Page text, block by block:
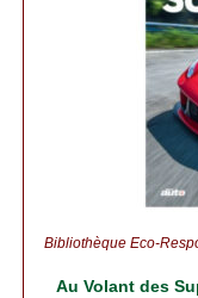
Bibliothèque Éco-
Au Volant des